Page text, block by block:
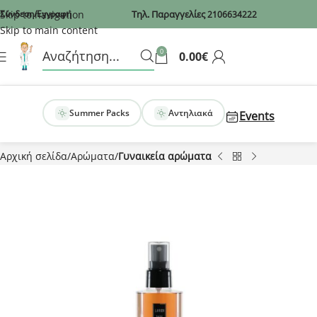
Recaptcha
Skip to navigation
Skip to main content
Σύνδεση/Εγγραφή Τηλ. Παραγγελίες2106634222
0 0.00€
Summer Packs Αντηλιακά Events
Αρχική σελίδα Αρώματα Γυναικεία αρώματα